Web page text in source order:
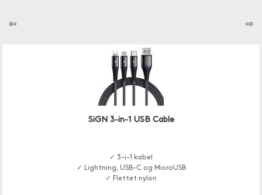
⇦ ⇨
SiGN 3-in-1 USB Cable
✓ 3-i-1 kabel
✓ Lightning, USB-C og MicroUSB
✓ Flettet nylon